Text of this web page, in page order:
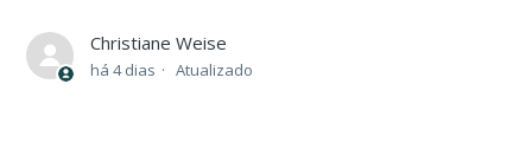
Christiane Weise
há 4 dias Atualizado